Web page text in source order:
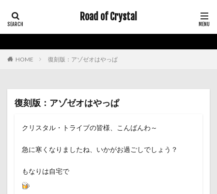
Road of Crystal
HOME 復刻版：アゾゼオはやっぱ
復刻版：アゾゼオはやっぱ
クリスタル・トライブの皆様、こんばんわ～
急に寒くなりましたね、いかがお過ごしでしょう？
もなりは自宅で